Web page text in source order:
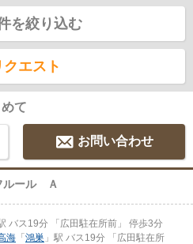
を絞り込む
エスト
て
お問い合わせ
ルール Ａ
バス19分 「広田駐在所前」 停歩3分
海 「 鴻巣 」駅 バス19分 「広田駐在所